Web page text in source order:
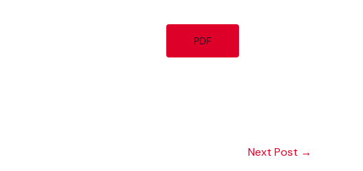
PDF
Next Post →